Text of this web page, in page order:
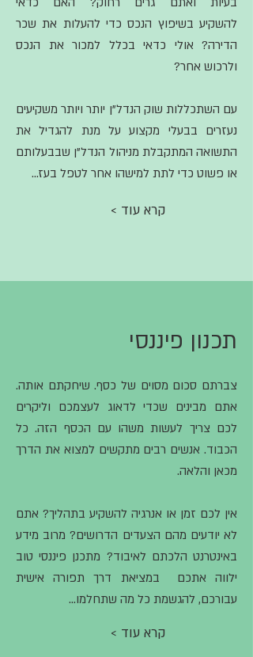
להשקיע בשיפוץ הנכס כדי להעלות את שכר
הדירה? אולי כדאי בכלל למכור את הנכס
ולרכוש אחר?
עם השתכללות שוק הנדל"ן יותר ויותר משקיעים
נעזרים בבעלי מקצוע על מנת להגדיל את
התשואה המתקבלת מניהול הנדל"ן שבבעלותם
או פשוט כדי לתת למישהו אחר לטפל בעז...
< קרא עוד
תכנון פיננסי
צברתם סכום מסוים של כסף. שיחקתם אותה.
אתם מבינים שכדי לדאוג לעצמכם וליקרים
לכם צריך לעשות משהו עם הכסף הזה. כל
הכבוד. אנשים רבים מתקשים למצוא את הדרך
מכאן והלאה.
אין לכם זמן או אנרגיה להשקיע בתהליך? אתם
לא יודעים מהם הצעדים הדרושים? מרוב מידע
באינטרנט הלכתם לאיבוד? מתכנן פיננסי טוב
ילווה אתכם במציאת דרך תפורה אישית
עבורכם, להגשמת כל מה שתחלמו...
< קרא עוד